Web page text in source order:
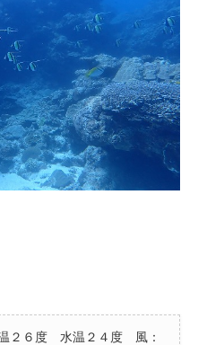
２６度 水温２４度 風：